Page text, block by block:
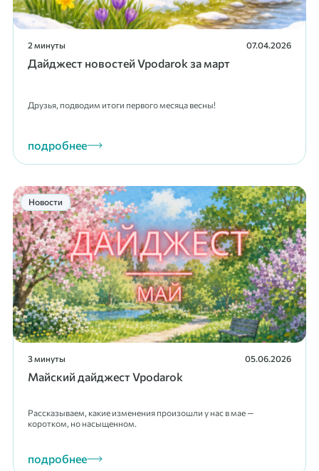
2 минуты 07.04.2026
Дайджест новостей Vpodarok за март
Друзья, подводим итоги первого месяца весны!
подробнее
3 минуты 05.06.2026
Майский дайджест Vpodarok
Рассказываем, какие изменения произошли у нас в мае —
коротком, но насыщенном.
подробнее
Новости